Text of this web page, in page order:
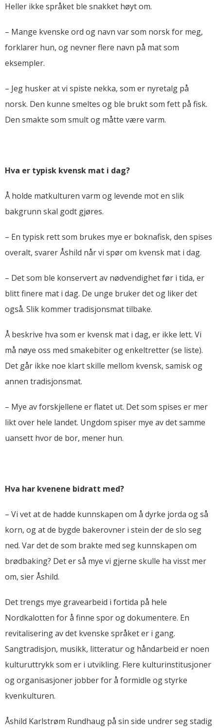
Heller ikke språket ble snakket høyt om.
– Mange kvenske ord og navn var som norsk for meg,
forklarer hun, og nevner flere navn på mat som
eksempler.
– Jeg husker at vi spiste nekka, som er nyretalg på
norsk. Den kunne smeltes og ble brukt som fett på fisk.
Den smakte som smult og måtte være varm.
Hva er typisk kvensk mat i dag?
Å holde matkulturen varm og levende mot en slik
bakgrunn skal godt gjøres.
– En typisk rett som brukes mye er boknafisk, den spises
overalt, svarer Åshild når vi spør om kvensk mat i dag.
– Det som ble konservert av nødvendighet før i tida, er
blitt finere mat i dag. De unge bruker det og liker det
også. Slik kommer tradisjonsmat tilbake.
Å beskrive hva som er kvensk mat i dag, er ikke lett. Vi
må nøye oss med smakebiter og enkeltretter (se liste).
Det går ikke noe klart skille mellom kvensk, samisk og
annen tradisjonsmat.
– Mye av forskjellene er flatet ut. Det som spises er mer
likt over hele landet. Ungdom spiser mye av det samme
uansett hvor de bor, mener hun.
Hva har kvenene bidratt med?
– Vi vet at de hadde kunnskapen om å dyrke jorda og så
korn, og at de bygde bakerovner i stein der de slo seg
ned. Var det de som brakte med seg kunnskapen om
brødbaking? Det er så mye vi gjerne skulle ha visst mer
om, sier Åshild.
Det trengs mye gravearbeid i fortida på hele
Nordkalotten for å finne spor og dokumentere. En
revitalisering av det kvenske språket er i gang.
Sangtradisjon, musikk, litteratur og håndarbeid er noen
kulturuttrykk som er i utvikling. Flere kulturinstitusjoner
og organisasjoner jobber for å formidle og styrke
kvenkulturen.
Åshild Karlstrøm Rundhaug på sin side undrer seg stadig